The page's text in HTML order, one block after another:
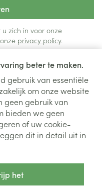
beter te maken.
gebruik van essentiële
om onze website
geen gebruik van
bieden we geen
of uw cookie-
dit in detail uit in
het
u zich in voor onze
privacy policy.